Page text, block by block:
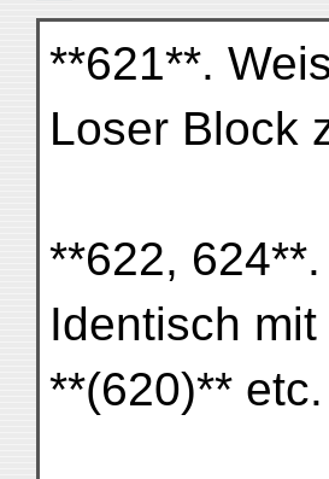
**621**.
Loser Block
**622,
Identisch
**(620)** etc.